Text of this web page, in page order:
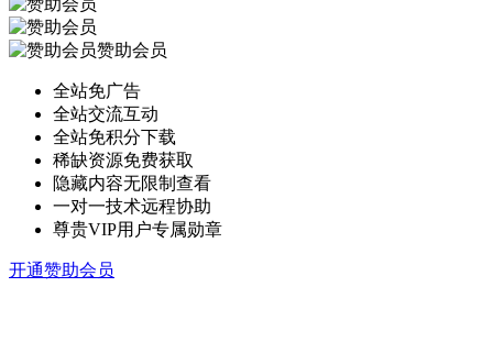
赞助会员
全站免广告
全站交流互动
全站免积分下载
稀缺资源免费获取
隐藏内容无限制查看
一对一技术远程协助
尊贵VIP用户专属勋章
开通赞助会员